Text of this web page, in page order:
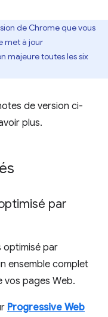
de Chrome que vous
met à jour
majeure toutes les six
de version ci-
plus.
par
optimisé par
ensemble complet
vos pages Web.
Progressive Web